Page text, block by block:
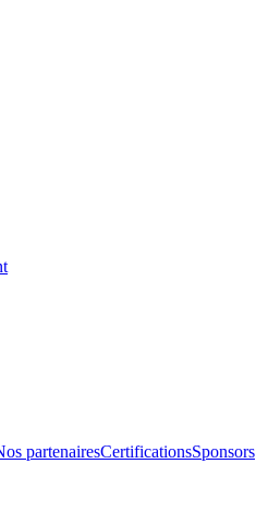
partenairesCertificationsSponsors